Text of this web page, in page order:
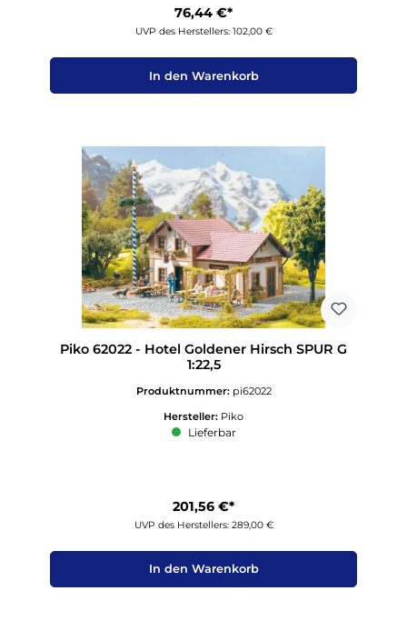
76,44 €*
UVP des Herstellers: 102,00 €
In den Warenkorb
Piko 62022 - Hotel Goldener Hirsch SPUR G
1:22,5
Produktnummer: pi62022
Hersteller: Piko
Lieferbar
201,56 €*
UVP des Herstellers: 289,00 €
In den Warenkorb